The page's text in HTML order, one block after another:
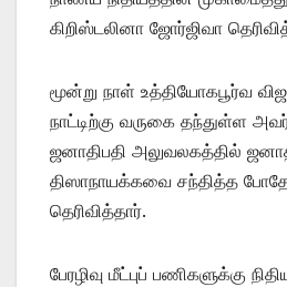
கிறிஸ்டலினா ஜோர்ஜிவா
மூன்று நாள் உத்தியோகபூர்வ
நாட்டிற்கு வருகை தந்துள்ள
ஜனாதிபதி அலுவலகத்தில்
திஸாநாயக்கவை சந்தித்த
தெரிவித்தார்.
பேரழிவு மீட்புப் பணிகளுக்கு